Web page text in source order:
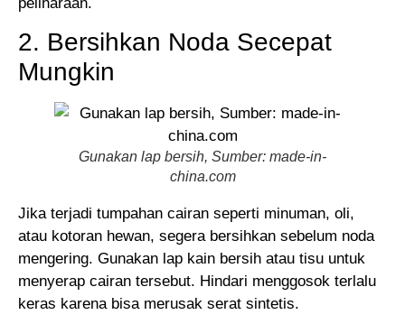
2. Bersihkan Noda Secepat
Mungkin
Gunakan lap bersih, Sumber: made-in-
china.com
Jika terjadi tumpahan cairan seperti minuman, oli,
atau kotoran hewan, segera bersihkan sebelum noda
mengering. Gunakan lap kain bersih atau tisu untuk
menyerap cairan tersebut. Hindari menggosok terlalu
keras karena bisa merusak serat sintetis.